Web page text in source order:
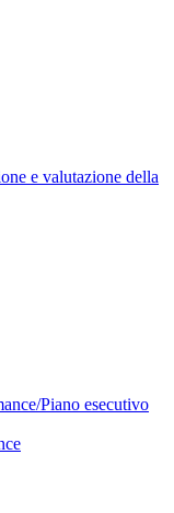
e valutazione della
Piano esecutivo